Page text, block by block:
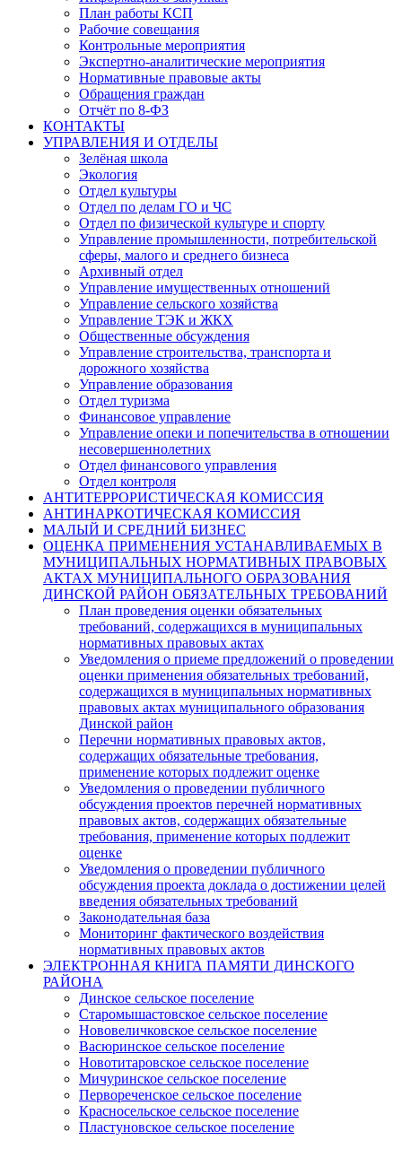
План работы КСП
Рабочие совещания
Контрольные мероприятия
Экспертно-аналитические мероприятия
Нормативные правовые акты
Обращения граждан
Отчёт по 8-ФЗ
КОНТАКТЫ
УПРАВЛЕНИЯ И ОТДЕЛЫ
Зелёная школа
Экология
Отдел культуры
Отдел по делам ГО и ЧС
Отдел по физической культуре и спорту
Управление промышленности, потребительской
сферы, малого и среднего бизнеса
Архивный отдел
Управление имущественных отношений
Управление сельского хозяйства
Управление ТЭК и ЖКХ
Общественные обсуждения
Управление строительства, транспорта и
дорожного хозяйства
Управление образования
Отдел туризма
Финансовое управление
Управление опеки и попечительства в отношении
несовершеннолетних
Отдел финансового управления
Отдел контроля
АНТИТЕРРОРИСТИЧЕСКАЯ КОМИССИЯ
АНТИНАРКОТИЧЕСКАЯ КОМИССИЯ
МАЛЫЙ И СРЕДНИЙ БИЗНЕС
ОЦЕНКА ПРИМЕНЕНИЯ УСТАНАВЛИВАЕМЫХ В
МУНИЦИПАЛЬНЫХ НОРМАТИВНЫХ ПРАВОВЫХ
АКТАХ МУНИЦИПАЛЬНОГО ОБРАЗОВАНИЯ
ДИНСКОЙ РАЙОН ОБЯЗАТЕЛЬНЫХ ТРЕБОВАНИЙ
План проведения оценки обязательных
требований, содержащихся в муниципальных
нормативных правовых актах
Уведомления о приеме предложений о проведении
оценки применения обязательных требований,
содержащихся в муниципальных нормативных
правовых актах муниципального образования
Динской район
Перечни нормативных правовых актов,
содержащих обязательные требования,
применение которых подлежит оценке
Уведомления о проведении публичного
обсуждения проектов перечней нормативных
правовых актов, содержащих обязательные
требования, применение которых подлежит
оценке
Уведомления о проведении публичного
обсуждения проекта доклада о достижении целей
введения обязательных требований
Законодательная база
Мониторинг фактического воздействия
нормативных правовых актов
ЭЛЕКТРОННАЯ КНИГА ПАМЯТИ ДИНСКОГО
РАЙОНА
Динское сельское поселение
Старомышастовское сельское поселение
Нововеличковское сельское поселение
Васюринское сельское поселение
Новотитаровское сельское поселение
Мичуринское сельское поселение
Первореченское сельское поселение
Красносельское сельское поселение
Пластуновское сельское поселение